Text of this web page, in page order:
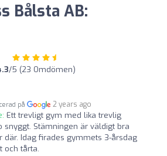
Bålsta AB:
/5 (23 Omdömen)
på 2 years ago
Ett trevligt gym med lika trevlig
snyggt. Stämningen är väldigt bra
där. Idag firades gymmets 3-årsdag
och tårta.